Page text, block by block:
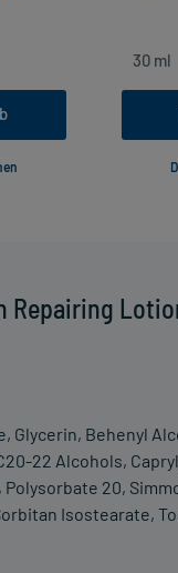
Repairing
Glycerin, Behenyl
22 Alcohols,
20,
Isostearate,